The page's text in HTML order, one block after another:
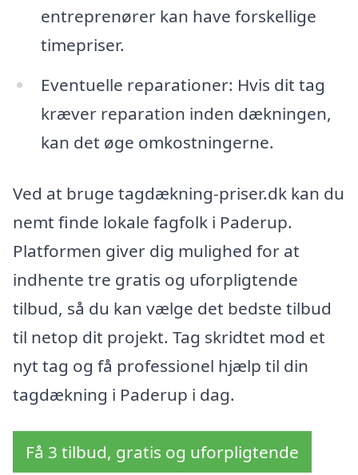
entreprenører kan have forskellige
timepriser.
Eventuelle reparationer: Hvis dit tag
kræver reparation inden dækningen,
kan det øge omkostningerne.
Ved at bruge tagdækning-priser.dk kan du
nemt finde lokale fagfolk i Paderup.
Platformen giver dig mulighed for at
indhente tre gratis og uforpligtende
tilbud, så du kan vælge det bedste tilbud
til netop dit projekt. Tag skridtet mod et
nyt tag og få professionel hjælp til din
tagdækning i Paderup i dag.
Få 3 tilbud, gratis og uforpligtende